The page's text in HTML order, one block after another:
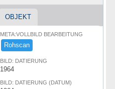
OBJEKT
META:VOLLBILD BEARBEITUNG
Rohscan
BILD: DATIERUNG
1964
BILD: DATIERUNG (DATUM)